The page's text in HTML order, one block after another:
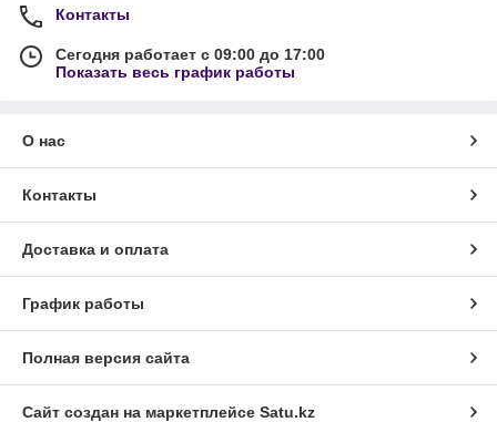
Контакты
Сегодня работает с 09:00 до 17:00
Показать весь график работы
О нас
Контакты
Доставка и оплата
График работы
Полная версия сайта
Сайт создан на маркетплейсе Satu.kz